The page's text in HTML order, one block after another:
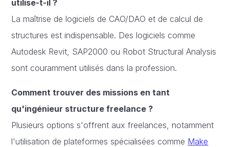
utilise-t-il ?
La maîtrise de logiciels de CAO/DAO et de calcul de
structures est indispensable. Des logiciels comme
Autodesk Revit, SAP2000 ou Robot Structural Analysis
sont couramment utilisés dans la profession.
Comment trouver des missions en tant
qu'ingénieur structure freelance ?
Plusieurs options s'offrent aux freelances, notamment
l'utilisation de plateformes spécialisées comme Make